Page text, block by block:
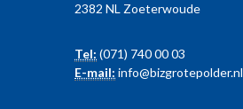
2382 NL Zoeterwoude
Tel: (071) 740 00 03
E-mail: info@bizgrotepolder.nl